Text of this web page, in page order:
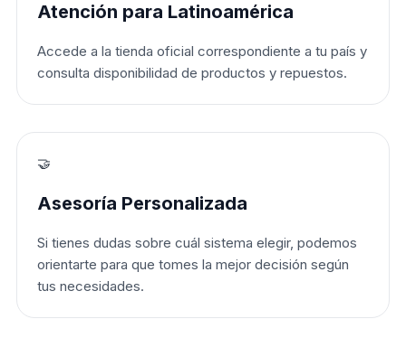
Atención para Latinoamérica
Accede a la tienda oficial correspondiente a tu país y
consulta disponibilidad de productos y repuestos.
🤝
Asesoría Personalizada
Si tienes dudas sobre cuál sistema elegir, podemos
orientarte para que tomes la mejor decisión según
tus necesidades.